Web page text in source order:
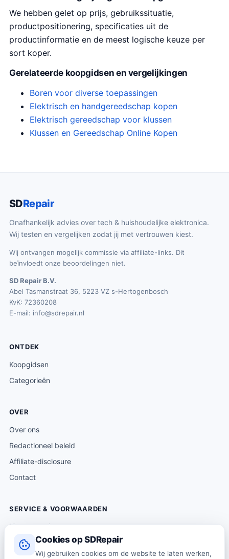
Cookies op SDRepair
Wij gebruiken cookies om de website te laten werken,
We hebben gelet op prijs, gebruikssituatie,
productpositionering, specificaties uit de
productinformatie en de meest logische keuze per
sort koper.
Gerelateerde koopgidsen en vergelijkingen
Boren voor diverse toepassingen
Elektrisch en handgereedschap kopen
Elektrisch gereedschap voor klussen
Klussen en Gereedschap Online Kopen
SDRepair
Onafhankelijk advies over tech & huishoudelijke elektronica.
Wij testen en vergelijken zodat jij met vertrouwen kiest.
Wij ontvangen mogelijk commissie via affiliate-links. Dit
beïnvloedt onze beoordelingen niet.
SD Repair B.V.
Abel Tasmanstraat 36, 5223 VZ s-Hertogenbosch
KvK: 72360208
E-mail: info@sdrepair.nl
ONTDEK
Koopgidsen
Categorieën
OVER
Over ons
Redactioneel beleid
Affiliate-disclosure
Contact
SERVICE & VOORWAARDEN
Klantenservice
Verzending & levering